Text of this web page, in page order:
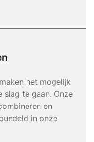
het mogelijk
slag te gaan. Onze
en
in onze